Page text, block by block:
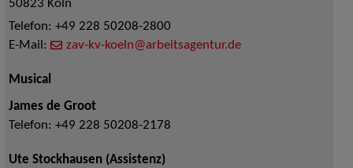
50823 Köln
Telefon: +49 228 50208-2800
E-Mail:
zav-kv-koeln@arbeitsagentur.de
Musical
James de Groot
Telefon: +49 228 50208-2178
Ute Stockhausen (Assistenz)